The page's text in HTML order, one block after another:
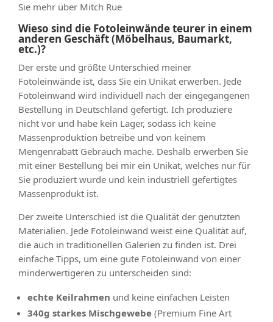
Sie mehr über Mitch Rue
Wieso sind die Fotoleinwände teurer in einem
anderen Geschäft (Möbelhaus, Baumarkt,
etc.)?
Der erste und größte Unterschied meiner
Fotoleinwände ist, dass Sie ein Unikat erwerben. Jede
Fotoleinwand wird individuell nach der eingegangenen
Bestellung in Deutschland gefertigt. Ich produziere
nicht vor und habe kein Lager, sodass ich keine
Massenproduktion betreibe und von keinem
Mengenrabatt Gebrauch mache. Deshalb erwerben Sie
mit einer Bestellung bei mir ein Unikat, welches nur für
Sie produziert wurde und kein industriell gefertigtes
Massenprodukt ist.
Der zweite Unterschied ist die Qualität der genutzten
Materialien. Jede Fotoleinwand weist eine Qualität auf,
die auch in traditionellen Galerien zu finden ist. Drei
einfache Tipps, um eine gute Fotoleinwand von einer
minderwertigeren zu unterscheiden sind:
echte Keilrahmen und keine einfachen Leisten
340g starkes Mischgewebe (Premium Fine Art